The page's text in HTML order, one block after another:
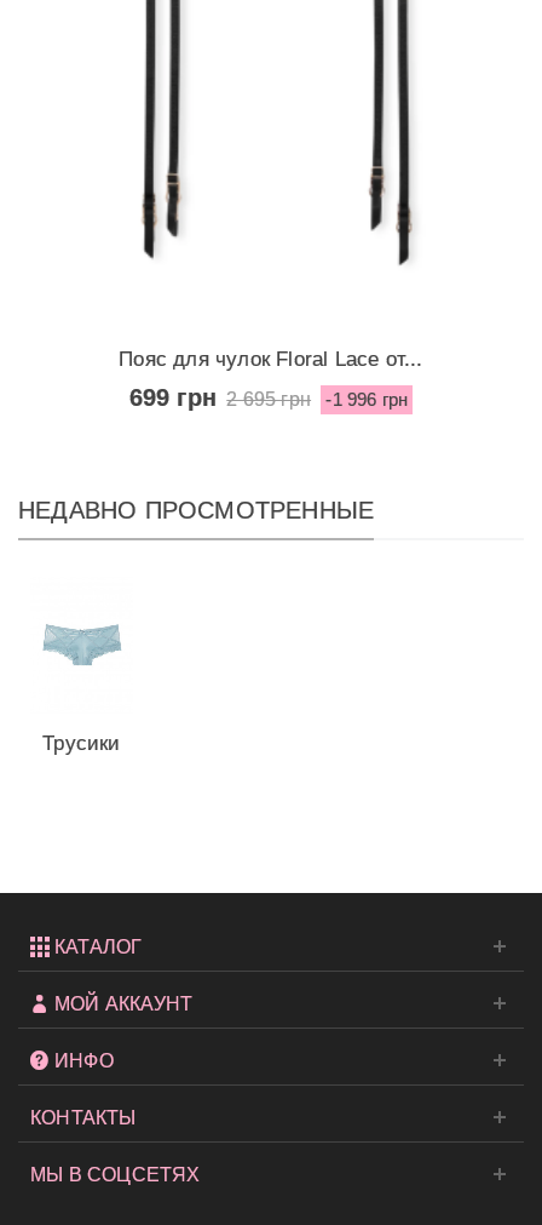
Пояс для чулок Floral Lace от...
699 грн 2 695 грн -1 996 грн
НЕДАВНО ПРОСМОТРЕННЫЕ
Трусики
КАТАЛОГ
МОЙ АККАУНТ
ИНФО
КОНТАКТЫ
МЫ В СОЦСЕТЯХ